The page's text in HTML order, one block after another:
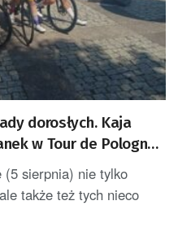
dorosłych. Kaja
w Tour de Pologne
(5 sierpnia) nie tylko
także też tych nieco